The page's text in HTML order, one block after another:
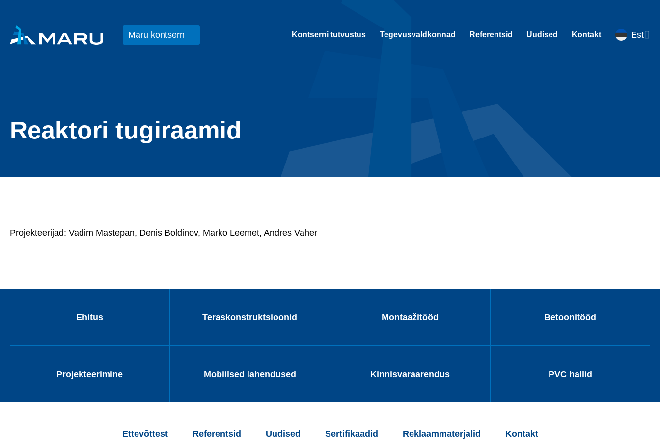
Maru kontsern Kontserni tutvustus Tegevusvaldkonnad Referentsid Uudised Kontakt Est
Reaktori tugiraamid
Projekteerijad: Vadim Mastepan, Denis Boldinov, Marko Leemet, Andres Vaher
Ehitus Teraskonstruktsioonid Montaažitööd Betoonitööd
Projekteerimine Mobiilsed lahendused Kinnisvaraarendus PVC hallid
Ettevõttest Referentsid Uudised Sertifikaadid Reklaammaterjalid Kontakt